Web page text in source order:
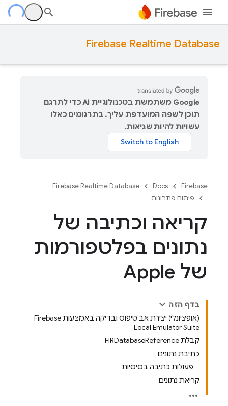
Firebase Realtime Database
‫Google משתמשת בטכנולוגיית AI כדי לתרגם
תוכן לשפה המועדפת עליך. בתרגומים כאלו
עשויות להיות שגיאות.
Firebase
Docs
Firebase Realtime Database
פיתוח פתרונות
קריאה וכתיבה של
נתונים בפלטפורמות
של Apple
בדף הזה
(אופציונלי) יצירת אב טיפוס ובדיקה באמצעות Firebase
Local Emulator Suite
קבלת FIRDatabaseReference
כתיבת נתונים
פעולות כתיבה בסיסיות
קריאת נתונים